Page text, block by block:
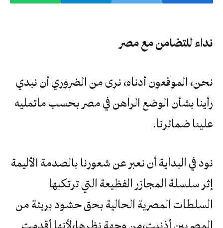
نداء للتضامن مع مصر
نحن، الموقعون أدناه، نرى من الضروري أن نبدي
رأينا بشأن الوضع الراهن في مصر بحسب ماتمليه
علينا ضمائرنا.
نود في البداية أن نعبر عن شعورنا بالصدمة الأليمة
إثر سلسلة المجازر الفظيعة التي ترتكبها
السلطات المصرية الحالية بحق حشود بريئة من
المصريين أذنبت،من وجهة نظرها،لأنها أقدمت